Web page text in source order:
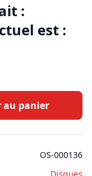
:
est :
au panier
OS-000136